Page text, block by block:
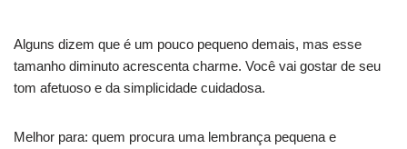
Alguns dizem que é um pouco pequeno demais, mas esse
tamanho diminuto acrescenta charme. Você vai gostar de seu
tom afetuoso e da simplicidade cuidadosa.
Melhor para: quem procura uma lembrança pequena e